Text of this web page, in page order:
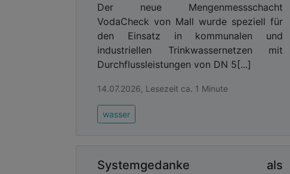
Der neue Mengenmessschacht
VodaCheck von Mall wurde speziell für
den Einsatz in kommunalen und
industriellen Trinkwassernetzen mit
Durchflussleistungen von DN 5[...]
14.07.2026, Lesezeit ca. 1 Minute
wasser
Systemgedanke als